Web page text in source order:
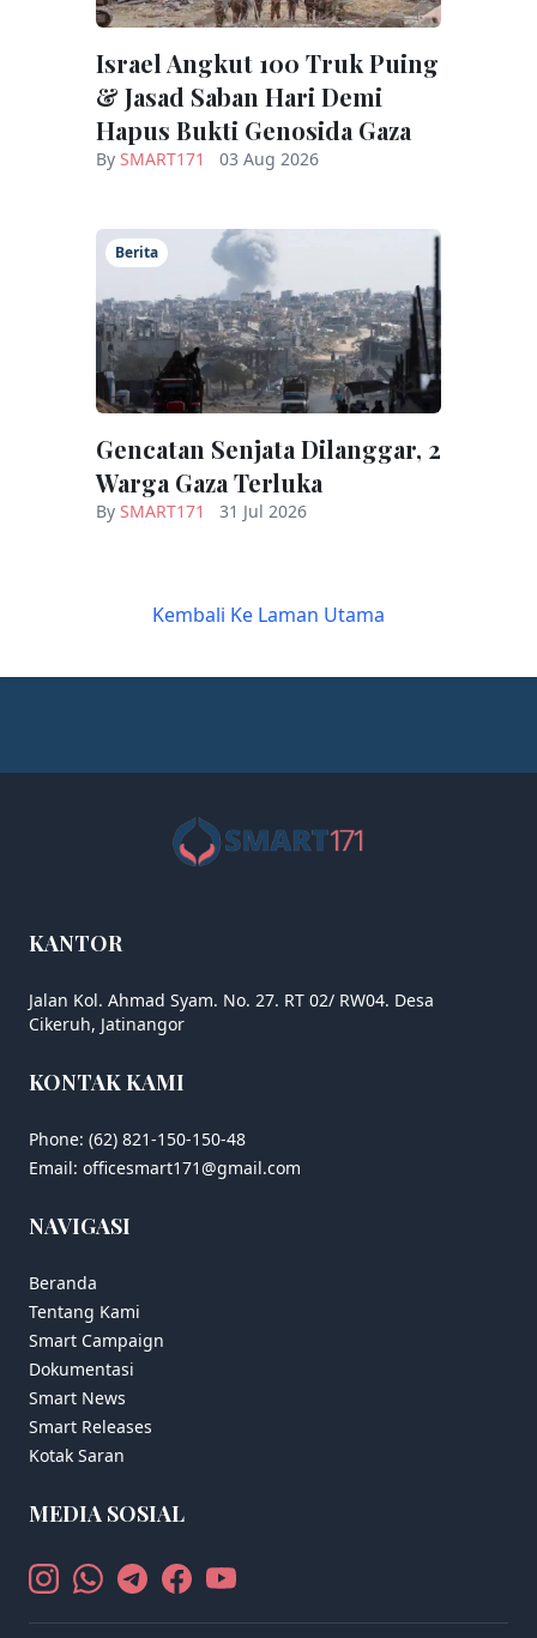
Israel Angkut 100 Truk Puing
& Jasad Saban Hari Demi
Hapus Bukti Genosida Gaza
By SMART171 03 Aug 2026
Berita
Gencatan Senjata Dilanggar, 2
Warga Gaza Terluka
By SMART171 31 Jul 2026
Kembali Ke Laman Utama
KANTOR
Jalan Kol. Ahmad Syam. No. 27. RT 02/ RW04. Desa
Cikeruh, Jatinangor
KONTAK KAMI
Phone: (62) 821-150-150-48
Email: officesmart171@gmail.com
NAVIGASI
Beranda
Tentang Kami
Smart Campaign
Dokumentasi
Smart News
Smart Releases
Kotak Saran
MEDIA SOSIAL